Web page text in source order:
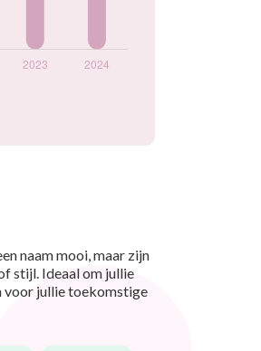
naam mooi, maar zijn
stijl. Ideaal om jullie
voor jullie toekomstige